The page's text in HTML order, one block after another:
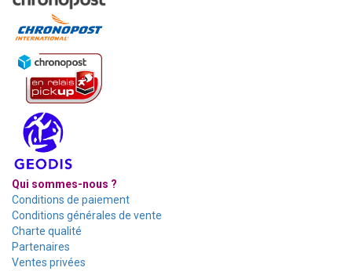
Qui sommes-nous ?
Conditions de paiement
Conditions générales de vente
Charte qualité
Partenaires
Ventes privées